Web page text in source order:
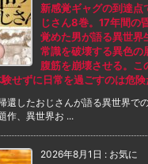
新感覚ギャグの到達点
じさん8巻。17年間の
覚めた男が語る異世界
常識を破壊する異色の
腹筋を崩壊させる。こ
せずに日常を過ごすのは危険
還したおじさんが語る異世界で
作、異世界お ...
2026年8月1日 : お気に